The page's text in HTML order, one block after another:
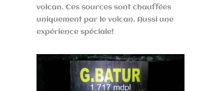
volcan. Ces sources sont chauffées
uniquement par le volcan. Aussi une
expérience spéciale!